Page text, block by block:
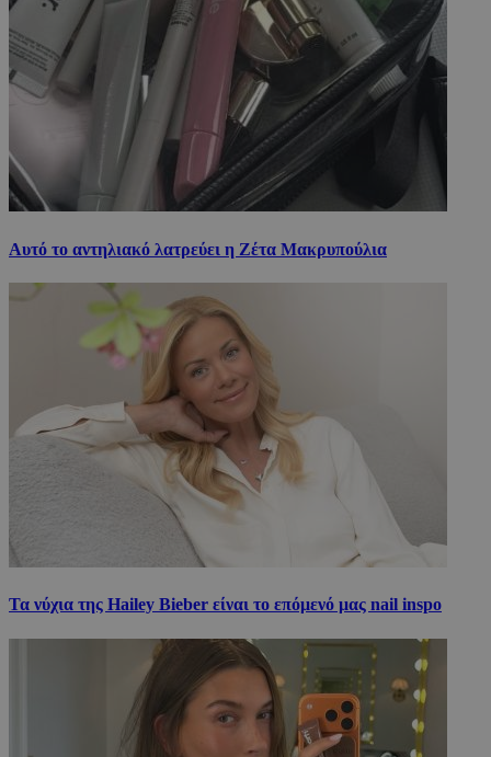
Αυτό το αντηλιακό λατρεύει η Ζέτα Μακρυπούλια
Τα νύχια της Hailey Bieber είναι το επόμενό μας nail inspo